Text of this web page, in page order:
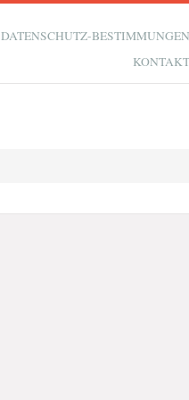
DATENSCHUTZ-